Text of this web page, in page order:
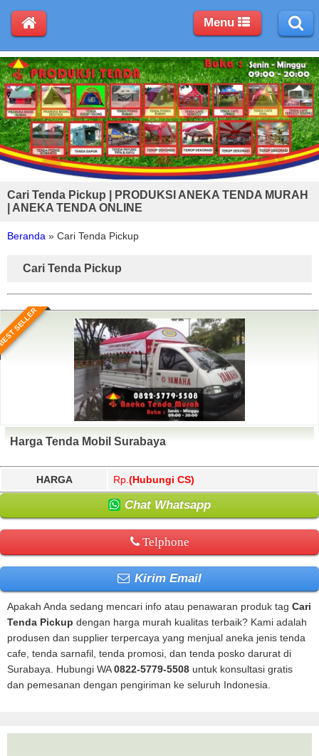
Cari Tenda Pickup | PRODUKSI ANEKA TENDA MURAH
| ANEKA TENDA ONLINE
Beranda » Cari Tenda Pickup
Cari Tenda Pickup
SELLER
Harga Tenda Mobil Surabaya
HARGA Rp. (Hubungi CS)
Chat Whatsapp
Telphone
Kirim Email
Apakah Anda sedang mencari info atau penawaran produk tag Cari
Tenda Pickup dengan harga murah kualitas terbaik? Kami adalah
produsen dan supplier terpercaya yang menjual aneka jenis tenda
cafe, tenda sarnafil, tenda promosi, dan tenda posko darurat di
Surabaya. Hubungi WA0822-5779-5508 untuk konsultasi gratis
dan pemesanan dengan pengiriman ke seluruh Indonesia.
Menu